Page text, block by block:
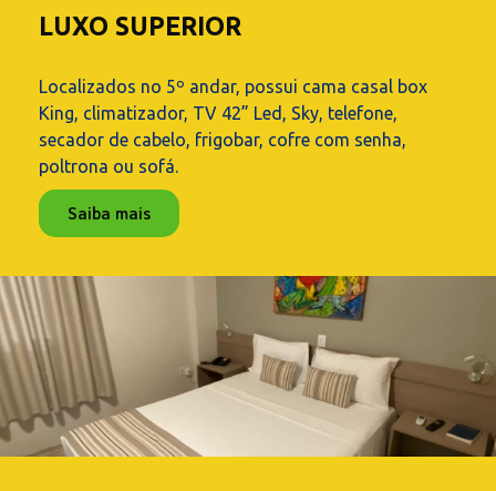
LUXO SUPERIOR
Localizados no 5º andar, possui cama casal box
King, climatizador, TV 42” Led, Sky, telefone,
secador de cabelo, frigobar, cofre com senha,
poltrona ou sofá.
Saiba mais